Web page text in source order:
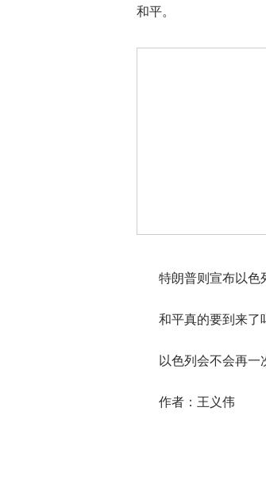
和平。
特朗普则宣布以色
和平真的要到来了
以色列会不会再一
作者：王义伟